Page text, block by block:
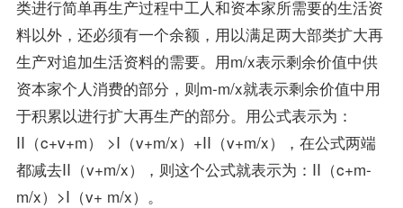
类进行简单再生产过程中工人和资本家所需要的生活资
料以外，还必须有一个余额，用以满足两大部类扩大再
生产对追加生活资料的需要。用m/x表示剩余价值中供
资本家个人消费的部分，则m-m/x就表示剩余价值中用
于积累以进行扩大再生产的部分。用公式表示为：
II（c+v+m） >I（v+m/x）+II（v+m/x），在公式两端
都减去II（v+m/x），则这个公式就表示为：II（c+m-
m/x）>I（v+ m/x）。